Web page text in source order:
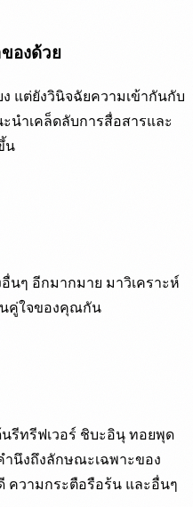
องด้วย
แต่ยังวินิจฉัยความเข้ากันกับ
นำเคล็ดลับการสื่อสารและ
น
นๆ อีกมากมาย มาวิเคราะห์
คู่ใจของคุณกัน
นรีทรีฟเวอร์ ชิบะอินุ ทอยพุด
ำนึงถึงลักษณะเฉพาะของ
ความกระตือรือร้น และอื่นๆ